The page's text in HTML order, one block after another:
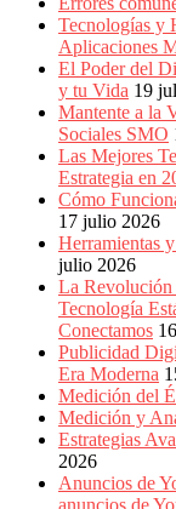
Tecnologías y
Aplicaciones
El Poder del
y tu Vida 19
Mantente a la
Sociales SMO
Las Mejores
Estrategia en
Cómo
17 julio 2026
Herramientas
julio 2026
La Revolución
Tecnología
Conectamos
Publicidad
Era Moderna
Medición del
Medición y
Estrategias
2026
Anuncios de
anuncios de